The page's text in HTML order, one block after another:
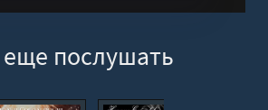
послушать